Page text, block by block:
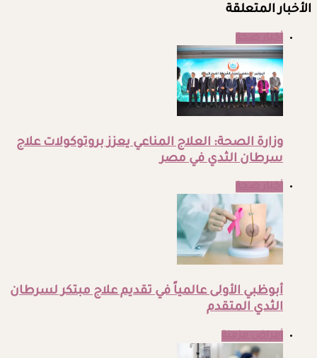
الأخبار المتعلقة
وزارة الصحة: العلاج المناعي يعزز بروتوكولات علاج
سرطان الثدي في مصر
أبوظبي الأولى عالمياً في تقديم علاج مبتكر لسرطان
الثدي المتقدم